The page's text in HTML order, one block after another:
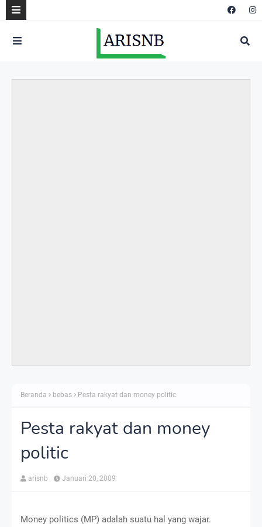
Beranda bebas Pesta rakyat dan money politic
Pesta rakyat dan money
politic
arisnb Januari 20, 2009
Money politics (MP) adalah suatu hal yang wajar.